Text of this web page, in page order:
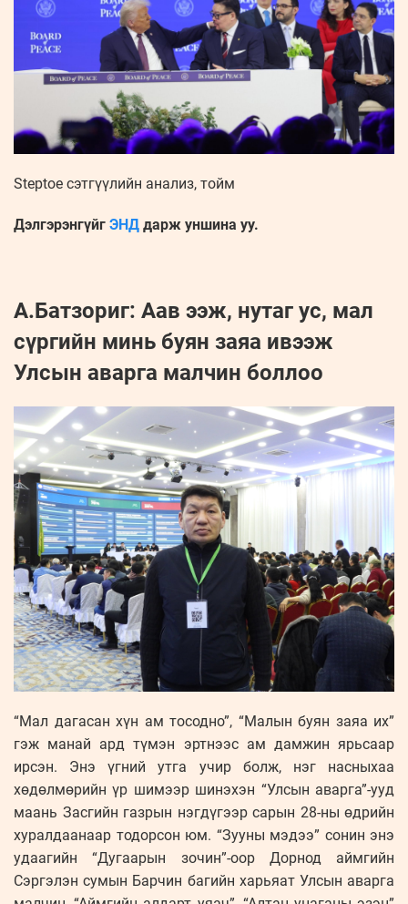
Steptoe сэтгүүлийн анализ, тойм
Дэлгэрэнгүйг ЭНД дарж уншина уу.
А.Батзориг: Аав ээж, нутаг ус, мал
сүргийн минь буян заяа ивээж
Улсын аварга малчин боллоо
“Мал дагасан хүн ам тосодно”, “Малын буян заяа их”
гэж манай ард түмэн эртнээс ам дамжин ярьсаар
ирсэн. Энэ үгний утга учир болж, нэг насныхаа
хөдөлмөрийн үр шимээр шинэхэн “Улсын аварга”-ууд
маань Засгийн газрын нэгдүгээр сарын 28-ны өдрийн
хуралдаанаар тодорсон юм. “Зууны мэдээ” сонин энэ
удаагийн “Дугаарын зочин”-оор Дорнод аймгийн
Сэргэлэн сумын Барчин багийн харьяат Улсын аварга